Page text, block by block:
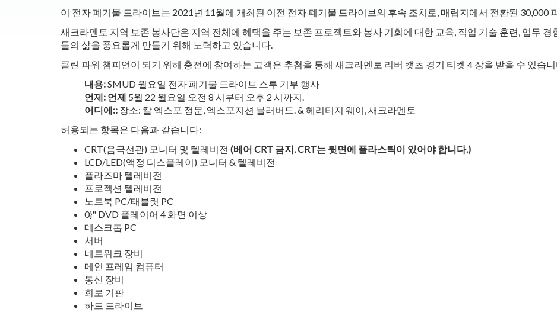
이 전자 폐기물 드라이브는 2021년 11월에 개최된 이전 전자 폐기물 드라이브의 후속 조치로, 매립지에서 전환된 30,000
새크라멘토 지역 보존 봉사단은 지역 전체에 혜택을 주는 보존 프로젝트와 봉사 기회에 대한 교육, 직업 기술 훈련, 업무
들의 삶을 풍요롭게 만들기 위해 노력하고 있습니다.
클린 파워 챔피언이 되기 위해 충전에 참여하는 고객은 추첨을 통해 새크라멘토 리버 캣츠 경기 티켓 4 장을 받을 수 있습
내용:SMUD 월요일 전자 폐기물 드라이브 스루 기부 행사
언제: 언제 5월 22 월요일 오전 8 시부터 오후 2 시까지.
어디에:: 장소: 칼 엑스포 정문, 엑스포지션 블러버드. & 헤리티지 웨이, 새크라멘토
허용되는 항목은 다음과 같습니다:
CRT(음극선관) 모니터 및 텔레비전 (베어 CRT 금지. CRT는 뒷면에 플라스틱이 있어야 합니다.)
LCD/LED(액정 디스플레이) 모니터 & 텔레비전
플라즈마 텔레비전
프로젝션 텔레비전
노트북 PC/태블릿 PC
0}" DVD 플레이어 4 화면 이상
데스크톱 PC
서버
네트워크 장비
메인 프레임 컴퓨터
통신 장비
회로 기판
하드 드라이브